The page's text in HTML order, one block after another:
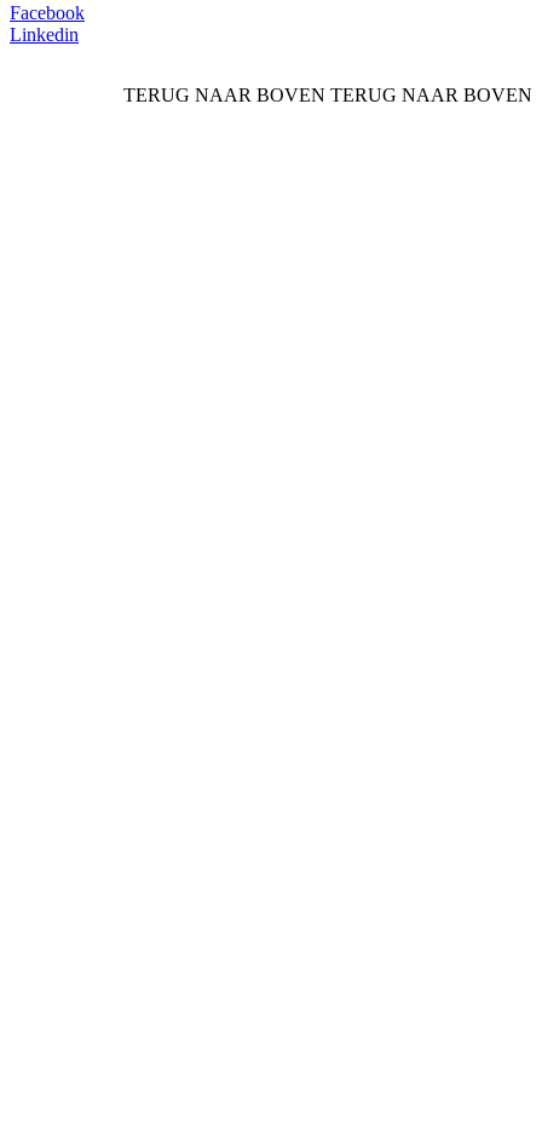
Facebook
Linkedin
TERUG NAAR BOVEN TERUG NAAR BOVEN